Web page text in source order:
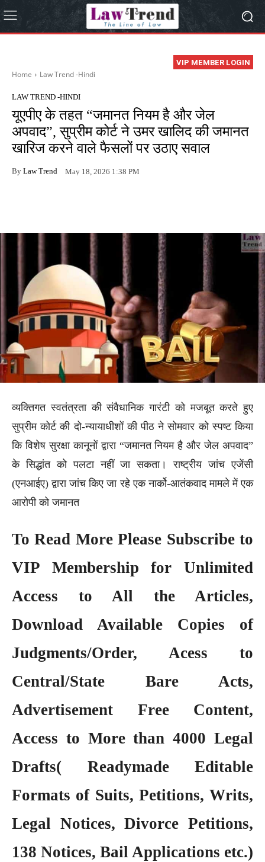
VIP MEMBER LOGIN
Home Law Trend -Hindi
LAW TREND -HINDI
यूएपीए के तहत “जमानत नियम है और जेल
अपवाद”, सुप्रीम कोर्ट ने उमर खालिद की जमानत
खारिज करने वाले फैसलों पर उठाए सवाल
By Law Trend May 18, 2026 1:38 PM
व्यक्तिगत स्वतंत्रता की संवैधानिक गारंटी को मजबूत करते हुए
सुप्रीम कोर्ट की दो-न्यायाधीशों की पीठ ने सोमवार को स्पष्ट किया
कि विशेष सुरक्षा कानूनों द्वारा “जमानत नियम है और जेल अपवाद”
के सिद्धांत को पलटा नहीं जा सकता। राष्ट्रीय जांच एजेंसी
(एनआईए) द्वारा जांच किए जा रहे एक नार्को-आतंकवाद मामले में एक
आरोपी को जमानत
To Read More Please Subscribe to
VIP Membershipfor Unlimited
Access to All the Articles,
Download Available Copies of
Judgments/Order, Acess to
Central/State Bare Acts,
Advertisement Free Content,
Access to More than 4000 Legal
Drafts( Readymade Editable
Formats of Suits, Petitions, Writs,
Legal Notices, Divorce Petitions,
138 Notices, Bail Applications etc.)